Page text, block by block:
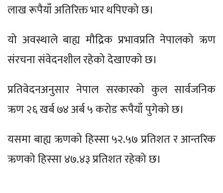
लाख रूपैयाँ अतिरिक्त भार थपिएको छ।
यो अवस्थाले बाह्य मौद्रिक प्रभावप्रति नेपालको ऋण
संरचना संवेदनशील रहेको देखाएको छ।
प्रतिवेदनअनुसार नेपाल सरकारको कुल सार्वजनिक
ऋण २६ खर्ब ७४ अर्ब ५ करोड रूपैयाँ पुगेको छ।
यसमा बाह्य ऋणको हिस्सा ५२.५७ प्रतिशत र आन्तरिक
ऋणको हिस्सा ४७.४३ प्रतिशत रहेको छ।